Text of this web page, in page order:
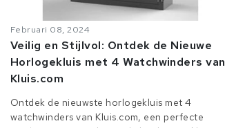
Februari 08, 2024
Veilig en Stijlvol: Ontdek de Nieuwe
Horlogekluis met 4 Watchwinders van
Kluis.com
Ontdek de nieuwste horlogekluis met 4
watchwinders van Kluis.com, een perfecte